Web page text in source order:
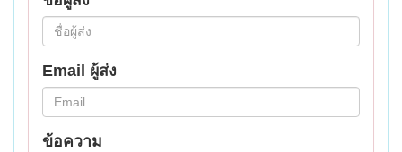
Email ผู้ส่ง
ข้อความ